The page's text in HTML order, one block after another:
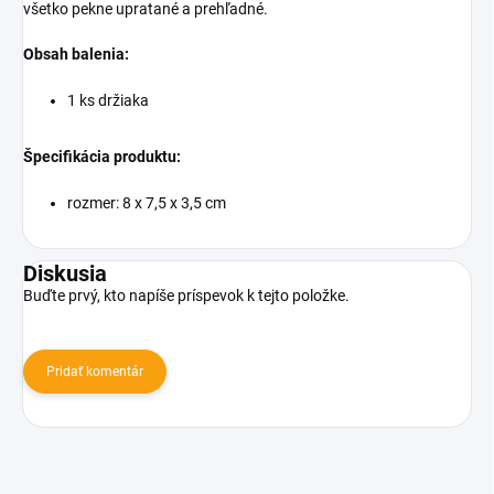
všetko pekne upratané a prehľadné.
Obsah balenia:
1 ks držiaka
Špecifikácia produktu:
rozmer: 8 x 7,5 x 3,5 cm
Diskusia
Buďte prvý, kto napíše príspevok k tejto položke.
Pridať komentár